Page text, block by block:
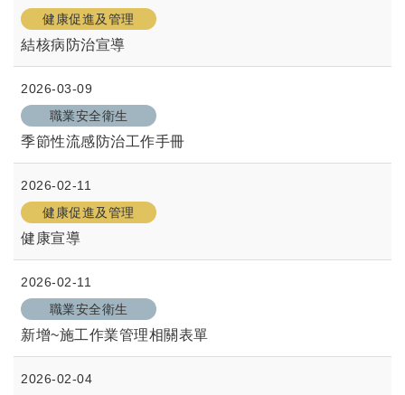
健康促進及管理
結核病防治宣導
2026-03-09
職業安全衛生
季節性流感防治工作手冊
2026-02-11
健康促進及管理
健康宣導
2026-02-11
職業安全衛生
新增~施工作業管理相關表單
2026-02-04